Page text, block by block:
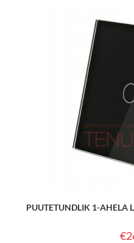
PUUTETUNDLIK 1-AHELA
€